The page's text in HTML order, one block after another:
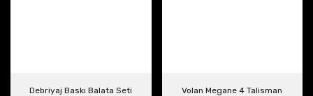
Debriyaj Baskı Balata Seti
Volan Megane 4 Talisman